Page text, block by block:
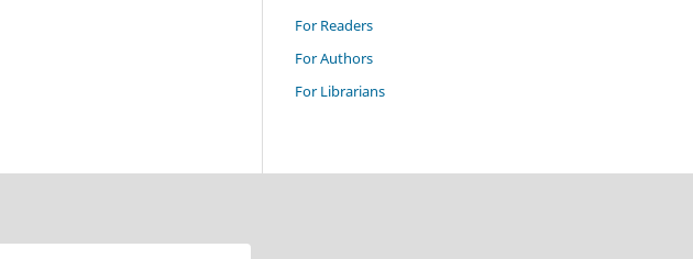
For Readers
For Authors
For Librarians